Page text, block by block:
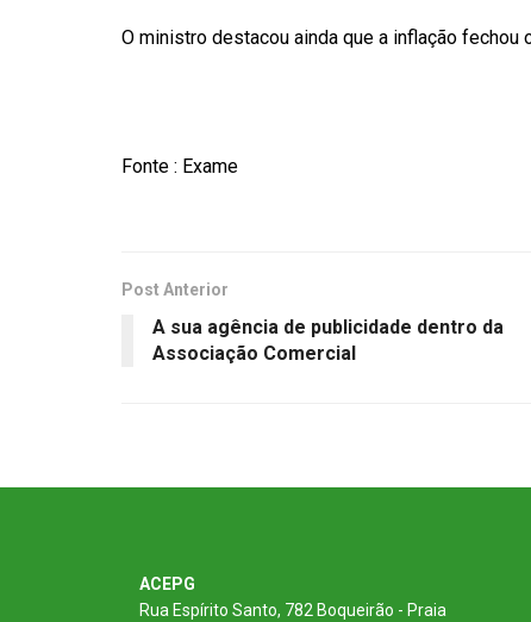
O ministro destacou ainda que a inflação fechou
Fonte : Exame
Post Anterior
A sua agência de publicidade dentro da
Associação Comercial
ACEPG
Rua Espírito Santo, 782 Boqueirão - Praia